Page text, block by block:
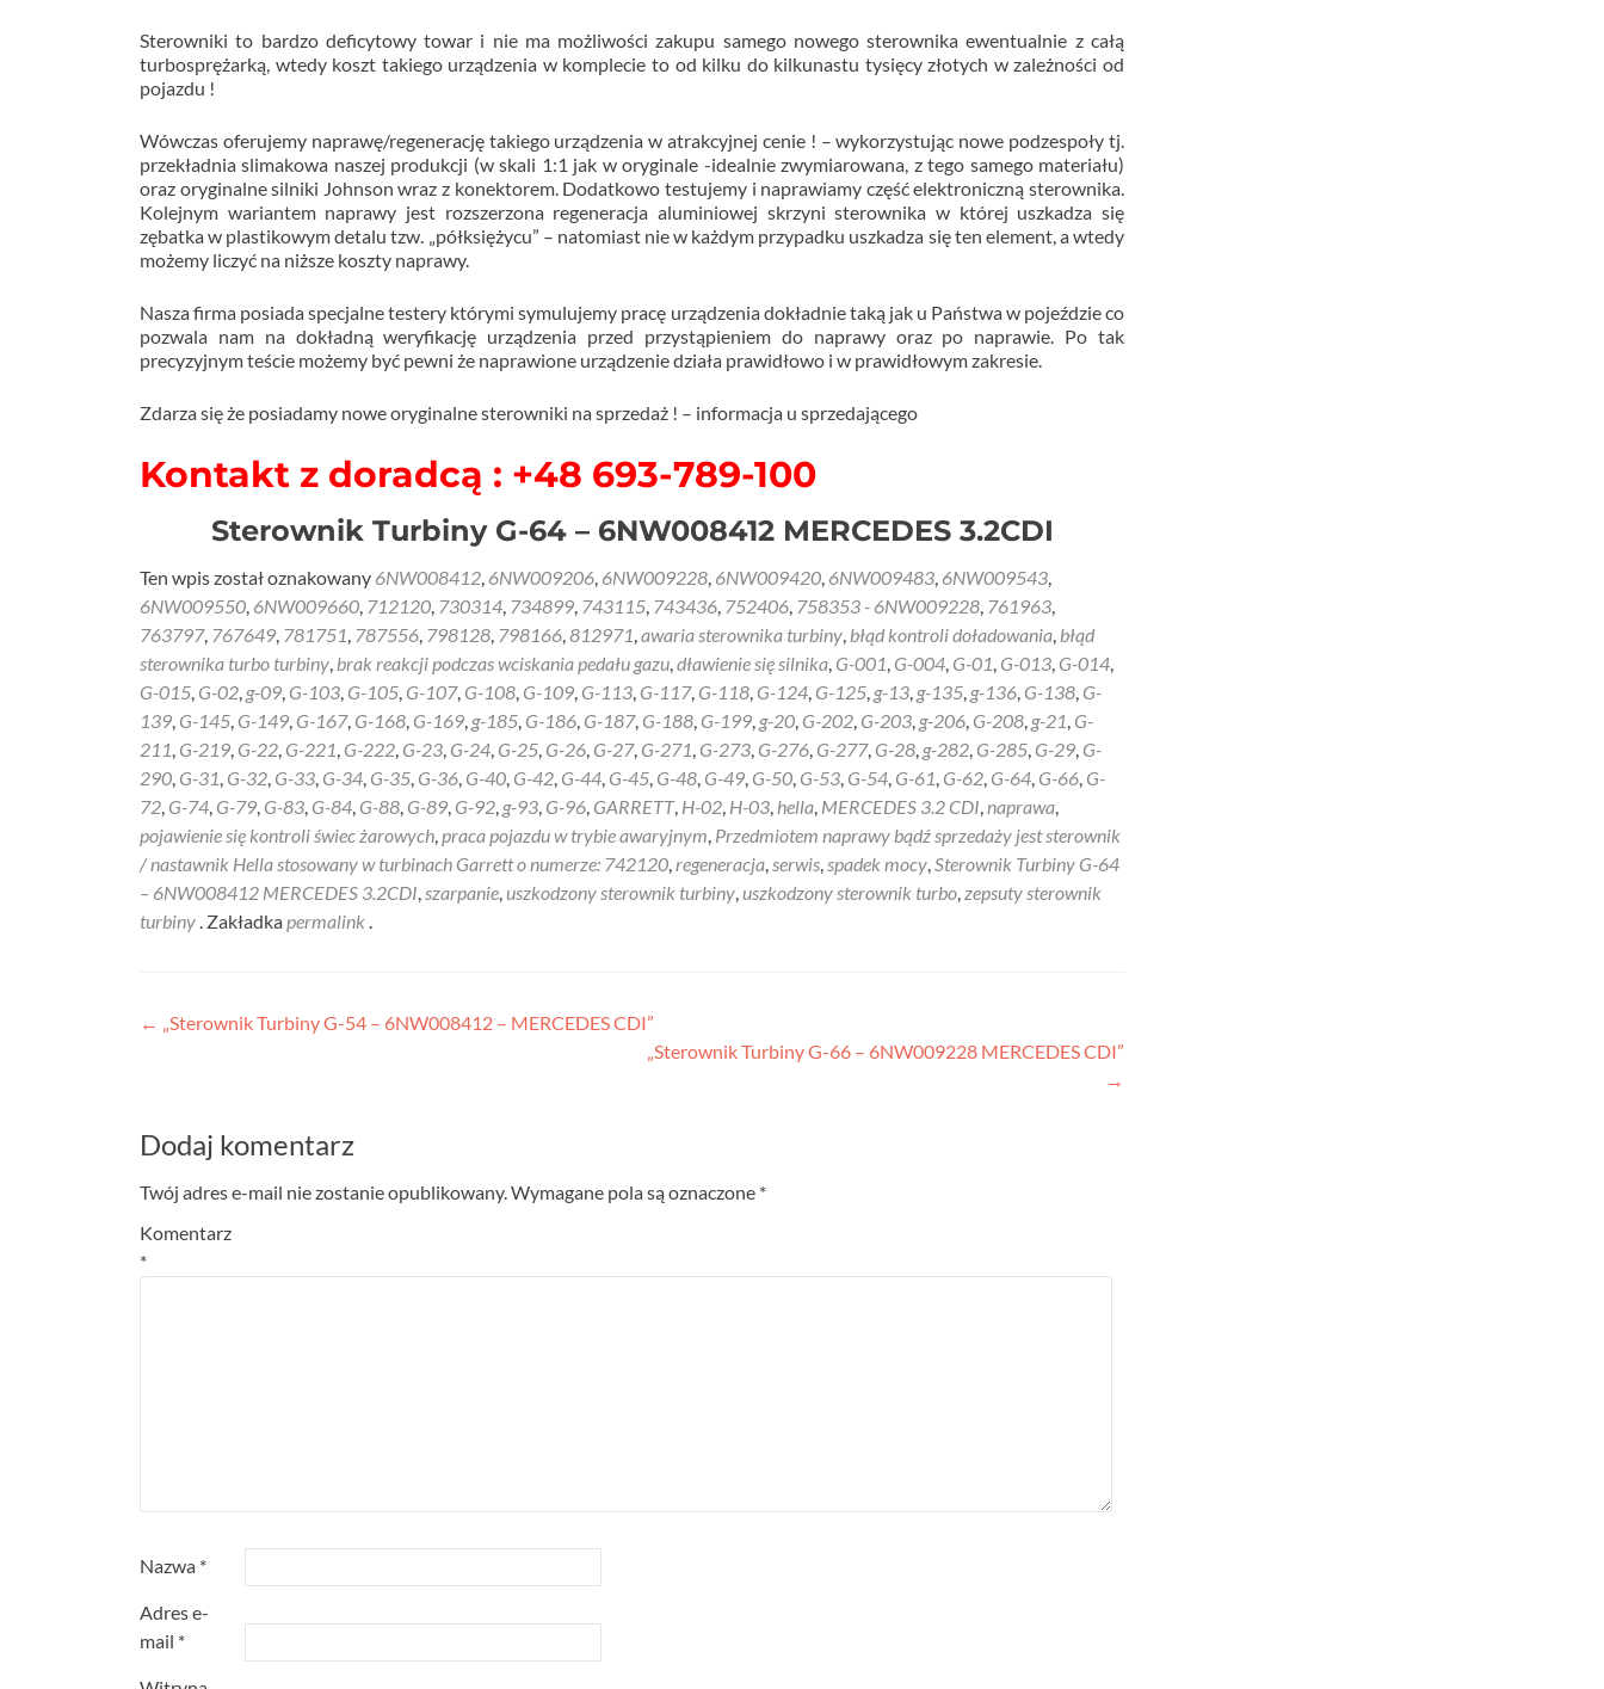
Sterowniki to bardzo deficytowy towar i nie ma możliwości zakupu samego nowego sterownika ewentualnie z całą
turbosprężarką, wtedy koszt takiego urządzenia w komplecie to od kilku do kilkunastu tysięcy złotych w zależności od
pojazdu !
Wówczas oferujemy naprawę/regenerację takiego urządzenia w atrakcyjnej cenie ! – wykorzystując nowe podzespoły tj.
przekładnia slimakowa naszej produkcji (w skali 1:1 jak w oryginale -idealnie zwymiarowana, z tego samego materiału)
oraz oryginalne silniki Johnson wraz z konektorem. Dodatkowo testujemy i naprawiamy część elektroniczną sterownika.
Kolejnym wariantem naprawy jest rozszerzona regeneracja aluminiowej skrzyni sterownika w której uszkadza się
zębatka w plastikowym detalu tzw. „półksiężycu” – natomiast nie w każdym przypadku uszkadza się ten element, a wtedy
możemy liczyć na niższe koszty naprawy.
Nasza firma posiada specjalne testery którymi symulujemy pracę urządzenia dokładnie taką jak u Państwa w pojeździe co
pozwala nam na dokładną weryfikację urządzenia przed przystąpieniem do naprawy oraz po naprawie. Po tak
precyzyjnym teście możemy być pewni że naprawione urządzenie działa prawidłowo i w prawidłowym zakresie.
Zdarza się że posiadamy nowe oryginalne sterowniki na sprzedaż ! – informacja u sprzedającego
Kontakt z doradcą : +48 693-789-100
Sterownik Turbiny G-64 – 6NW008412 MERCEDES 3.2CDI
Ten wpis został oznakowany 6NW008412, 6NW009206, 6NW009228, 6NW009420, 6NW009483, 6NW009543,
6NW009550, 6NW009660, 712120, 730314, 734899, 743115, 743436, 752406, 758353 - 6NW009228, 761963,
763797, 767649, 781751, 787556, 798128, 798166,812971,awaria sterownika turbiny, błąd kontroli doładowania, błąd
sterownika turbo turbiny, brak reakcji podczas wciskania pedału gazu,dławienie się silnika, G-001, G-004, G-01, G-013, G-014,
G-015, G-02, g-09, G-103, G-105, G-107, G-108, G-109, G-113, G-117, G-118, G-124, G-125, g-13, g-135, g-136, G-138, G-
139, G-145, G-149, G-167, G-168, G-169, g-185, G-186, G-187, G-188, G-199, g-20, G-202, G-203, g-206, G-208, g-21, G-
211, G-219, G-22, G-221, G-222, G-23, G-24, G-25, G-26, G-27, G-271, G-273, G-276, G-277, G-28, g-282, G-285, G-29, G-
290, G-31, G-32, G-33, G-34, G-35, G-36, G-40, G-42, G-44, G-45, G-48, G-49, G-50, G-53, G-54, G-61, G-62, G-64, G-66, G-
72, G-74, G-79, G-83, G-84, G-88, G-89, G-92, g-93, G-96, GARRETT, H-02, H-03, hella, MERCEDES 3.2 CDI,naprawa,
pojawienie się kontroli świec żarowych,praca pojazdu w trybie awaryjnym, Przedmiotem naprawy bądź sprzedaży jest sterownik
/ nastawnik Hella stosowany w turbinach Garrett o numerze: 742120,regeneracja,serwis,spadek mocy,Sterownik Turbiny G-64
– 6NW008412 MERCEDES 3.2CDI,szarpanie,uszkodzony sterownik turbiny,uszkodzony sterownik turbo,zepsuty sterownik
turbiny. Zakładkapermalink.
Nawigacja
← „Sterownik Turbiny G-54 – 6NW008412 – MERCEDES CDI”
„Sterownik Turbiny G-66 – 6NW009228 MERCEDES CDI”
→
Dodaj komentarz
Twój adres e-mail nie zostanie opublikowany.Wymagane pola są oznaczone *
Komentarz
*
Nazwa *
Adres e-
mail *